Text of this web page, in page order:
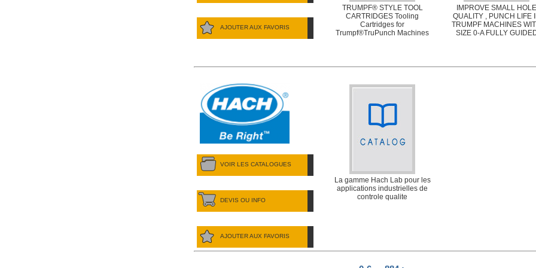
AJOUTER AUX FAVORIS
TRUMPF® STYLE TOOL
CARTRIDGES Tooling
Cartridges for
Trumpf®TruPunch Machines
IMPROVE SMALL HOLE
QUALITY , PUNCH LIFE
TRUMPF MACHINES
SIZE 0-A FULLY
VOIR LES CATALOGUES
DEVIS OU INFO
AJOUTER AUX FAVORIS
La gamme Hach Lab pour les
applications industrielles de
controle qualite